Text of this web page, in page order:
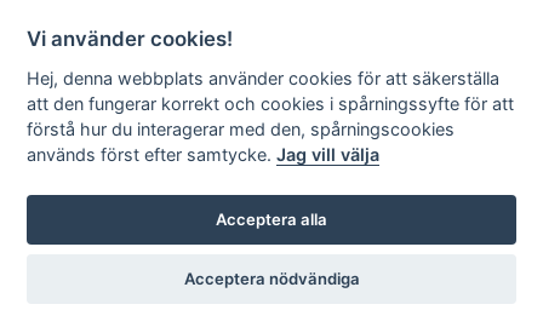
Förvaltningsrättslig tidskrift
Sök
Nummer 2019 4
Vi använder cookies!
Hej, denna webbplats använder cookies för att säkerställa
att den fungerar korrekt och cookies i spårningssyfte för att
förstå hur du interagerar med den, spårningscookies
används först efter samtycke.Jag vill välja
Acceptera alla
Acceptera nödvändiga